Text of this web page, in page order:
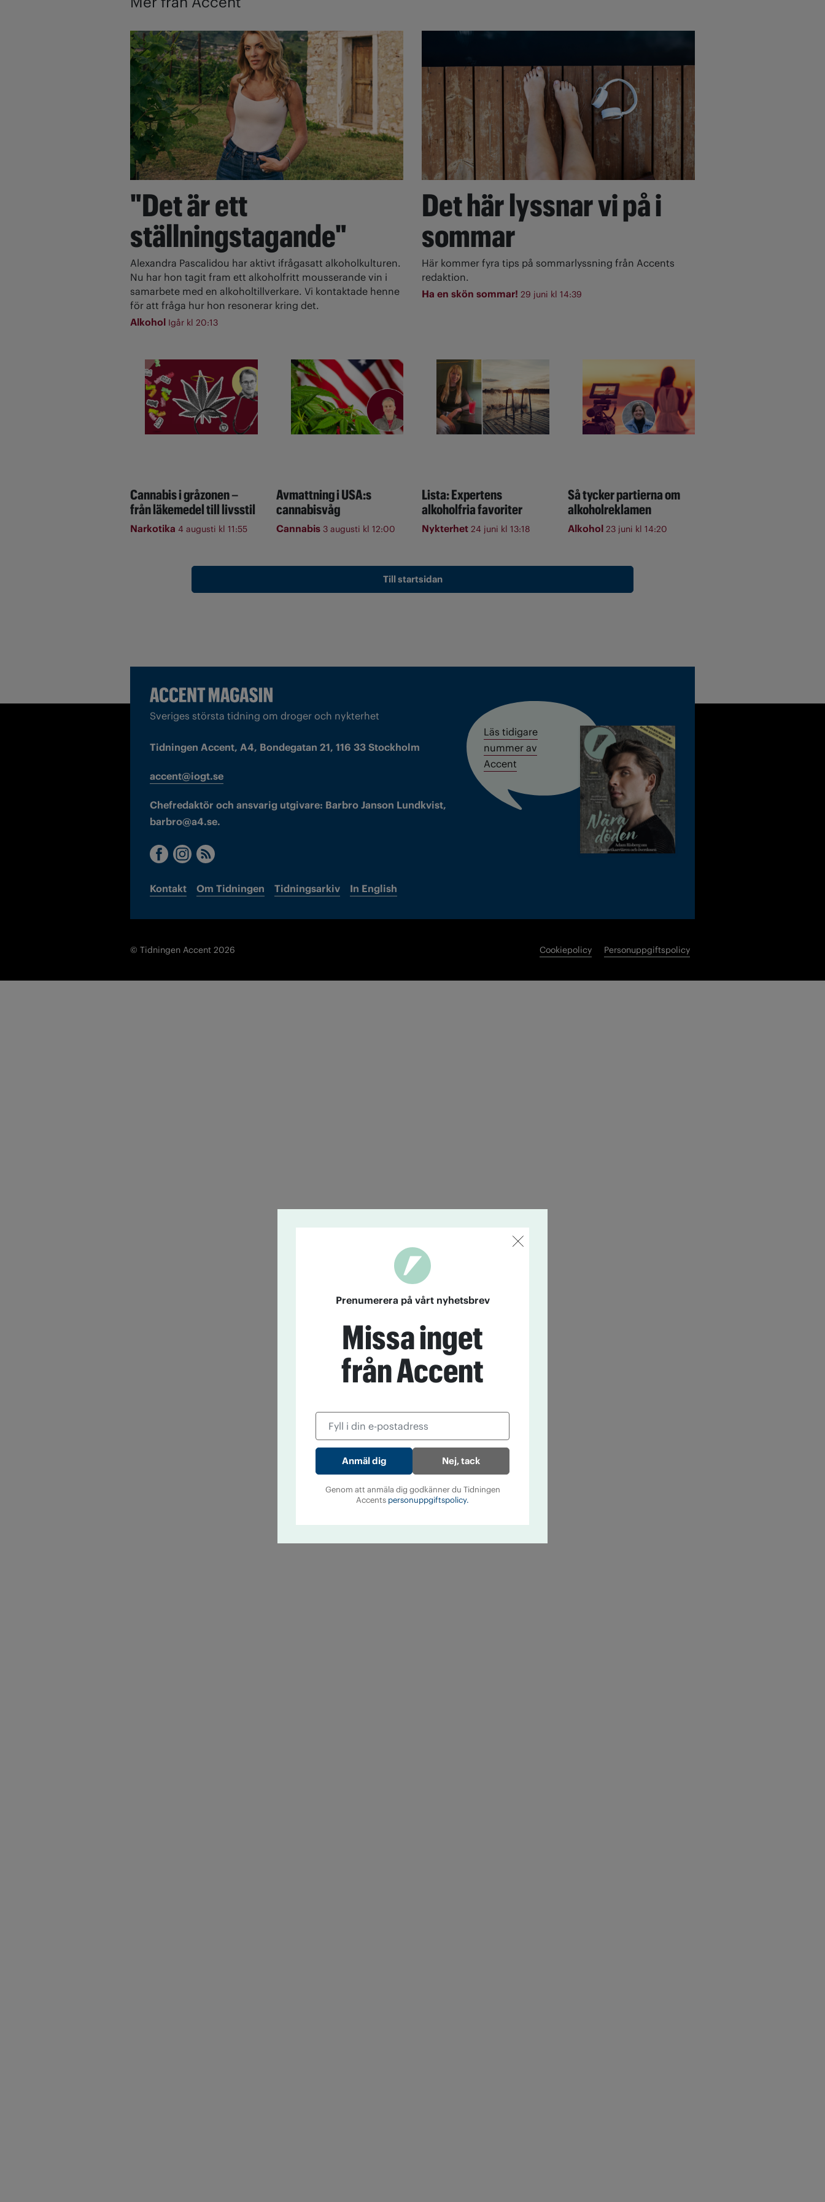
"Det är ett
ställningstagande"
Alexandra Pascalidou har aktivt ifrågasatt alkoholkulturen.
Nu har hon tagit fram ett alkoholfritt mousserande vin i
samarbete med en alkoholtillverkare. Vi kontaktade henne
för att fråga hur hon resonerar kring det.
Alkohol Igår kl 20:13
Cannabis i gråzonen –
från läkemedel till livsstil
Narkotika 4 augusti kl 11:55
Avmattning i USA:s
cannabisvåg
Cannabis 3 augusti kl 12:00
Det här lyssnar vi på i
sommar
Här kommer fyra tips på sommarlyssning från Accents
redaktion.
Ha en skön sommar! 29 juni kl 14:39
Lista: Expertens
alkoholfria favoriter
Nykterhet 24 juni kl 13:18
Så tycker partierna om
alkoholreklamen
Alkohol 23 juni kl 14:20
Till startsidan
Sveriges största tidning om droger och nykterhet
Tidningen Accent, A4, Bondegatan 21, 116 33 Stockholm
accent@iogt.se
Chefredaktör och ansvarig utgivare: Barbro Janson Lundkvist,
barbro@a4.se.
Kontakt Om Tidningen Tidningsarkiv In English
Läs tidigare
nummer av
Accent
© Tidningen Accent 2026 Cookiepolicy Personuppgiftspolicy
Prenumerera på vårt nyhetsbrev
Missa inget
från Accent
Nej, tack
Genom att anmäla dig godkänner du Tidningen
Accents personuppgiftspolicy.